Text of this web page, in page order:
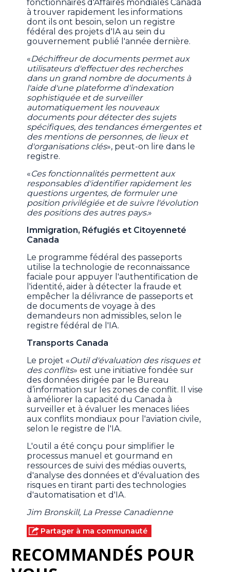
fonctionnaires d'Affaires mondiales Canada
à trouver rapidement les informations
dont ils ont besoin, selon un registre
fédéral des projets d'IA au sein du
gouvernement publié l'année dernière.
«Déchiffreur de documents permet aux
utilisateurs d'effectuer des recherches
dans un grand nombre de documents à
l'aide d'une plateforme d'indexation
sophistiquée et de surveiller
automatiquement les nouveaux
documents pour détecter des sujets
spécifiques, des tendances émergentes et
des mentions de personnes, de lieux et
d'organisations clés», peut-on lire dans le
registre.
«Ces fonctionnalités permettent aux
responsables d'identifier rapidement les
questions urgentes, de formuler une
position privilégiée et de suivre l'évolution
des positions des autres pays.»
Immigration, Réfugiés et Citoyenneté
Canada
Le programme fédéral des passeports
utilise la technologie de reconnaissance
faciale pour appuyer l'authentification de
l'identité, aider à détecter la fraude et
empêcher la délivrance de passeports et
de documents de voyage à des
demandeurs non admissibles, selon le
registre fédéral de l'IA.
Transports Canada
Le projet «Outil d'évaluation des risques et
des conflits» est une initiative fondée sur
des données dirigée par le Bureau
d’information sur les zones de conflit. Il vise
à améliorer la capacité du Canada à
surveiller et à évaluer les menaces liées
aux conflits mondiaux pour l'aviation civile,
selon le registre de l'IA.
L'outil a été conçu pour simplifier le
processus manuel et gourmand en
ressources de suivi des médias ouverts,
d'analyse des données et d'évaluation des
risques en tirant parti des technologies
d'automatisation et d'IA.
Jim Bronskill, La Presse Canadienne
Partager à ma communauté
RECOMMANDÉS POUR